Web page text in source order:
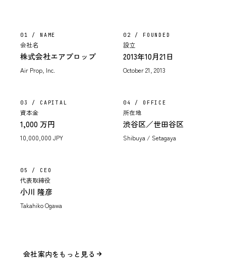
01 / NAME
会社名
株式会社エアプロップ
Air Prop, Inc.
02 / FOUNDED
設立
2013年10月21日
October 21, 2013
03 / CAPITAL
資本金
1,000 万円
10,000,000 JPY
04 / OFFICE
所在地
渋谷区／世田谷区
Shibuya / Setagaya
05 / CEO
代表取締役
小川 隆彦
Takahiko Ogawa
会社案内をもっと見る